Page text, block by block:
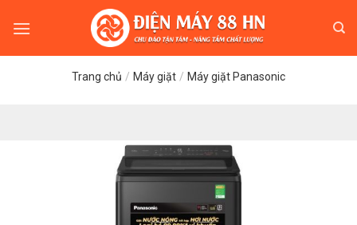
Trang chủ / Máy giặt / Máy giặt Panasonic